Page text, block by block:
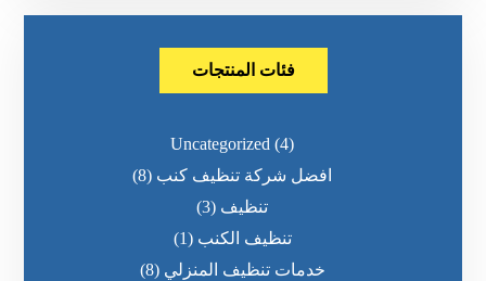
فئات المنتجات
Uncategorized (4)
افضل شركة تنظيف كنب (8)
تنظيف (3)
تنظيف الكنب (1)
خدمات تنظيف المنزلي (8)